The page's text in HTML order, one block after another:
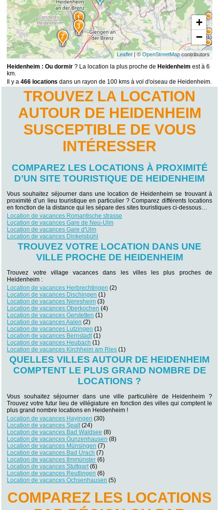
7
3
1
+
−
Leaflet| © OpenStreetMapcontributors
Heidenheim : Ou dormir ? La location la plus proche de Heidenheim est à 6
km.
Il y a466 locations dans un rayon de 100 kms à vol d'oiseau de Heidenheim.
TROUVEZ LA LOCATION
AUTOUR DE HEIDENHEIM
SUSCEPTIBLE DE VOUS
INTÉRESSER
COMPAREZ LES LOCATIONS À PROXIMITÉ
D’UN SITE TOURISTIQUE DE HEIDENHEIM
Vous souhaitez séjourner dans une location de Heidenheim se trouvant à
proximité d’un lieu touristique en particulier ? Comparez différents locations
en fonction de la distance qui les sépare des sites touristiques ci-dessous…
Location de vacances Romantische strasse
Location de vacances Gare de Neu-Ulm
Location de vacances Gare d'Ulm
Location de vacances Dinkelsbühl
TROUVEZ VOTRE LOCATION DANS UNE
VILLE PROCHE DE HEIDENHEIM
Trouvez votre village vacances dans les villes les plus proches de
Heidenheim :
Location de vacances Herbrechtingen (2)
Location de vacances Dischingen (1)
Location de vacances Neresheim (3)
Location de vacances Oberkochen (4)
Location de vacances Gerstetten (1)
Location de vacances Aalen (2)
Location de vacances Lutzingen (1)
Location de vacances Bernstadt(1)
Location de vacances Heubach (1)
Location de vacances Kirchheim am Ries (1)
QUELLES VILLES AUTOUR DE HEIDENHEIM
COMPTENT LE PLUS GRAND NOMBRE DE
LOCATIONS ?
Vous souhaitez séjourner dans une ville particulière de Heidenheim ?
Trouvez votre futur lieu de villégiature en fonction des villes qui comptent le
plus grand nombre locations en Heidenheim !
Location de vacances Hayingen (30)
Location de vacances Spalt(24)
Location de vacances Bad Waldsee (8)
Location de vacances Gunzenhausen (8)
Location de vacances Münsingen (7)
Location de vacances Bad Urach (7)
Location de vacances Ilmmünster (6)
Location de vacances Stuttgart(6)
Location de vacances Reutlingen (6)
Location de vacances Ochsenhausen (5)
COMPAREZ LES LOCATIONS